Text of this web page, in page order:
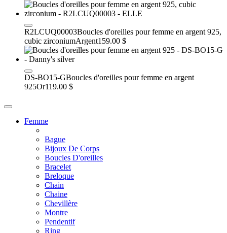
R2LCUQ00003Boucles d'oreilles pour femme en argent 925,
cubic zirconiumArgent159.00 $
DS-BO15-GBoucles d'oreilles pour femme en argent
925Or119.00 $
Femme
Bague
Bijoux De Corps
Boucles D'oreilles
Bracelet
Breloque
Chain
Chaine
Chevillère
Montre
Pendentif
Ring